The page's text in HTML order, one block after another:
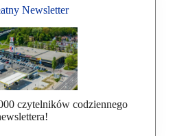
Newsletter
czytelników codziennego